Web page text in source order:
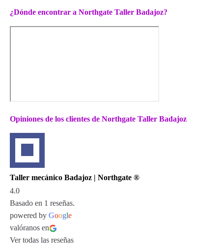
¿Dónde encontrar a Northgate Taller Badajoz?
Opiniones de los clientes de Northgate Taller Badajoz
Taller mecánico Badajoz | Northgate ®
4.0
Basado en 1 reseñas.
powered by Google
valóranos en
Ver todas las reseñas